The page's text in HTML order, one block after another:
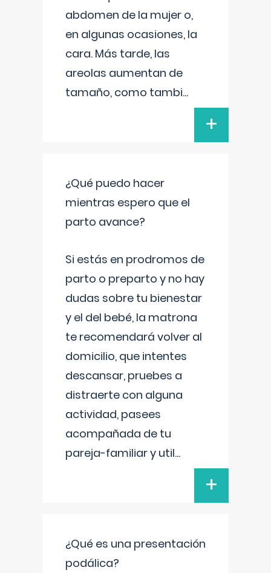
abdomen de la mujer o,
en algunas ocasiones, la
cara. Más tarde, las
areolas aumentan de
tamaño, como tambi...
+
¿Qué puedo hacer
mientras espero que el
parto avance?
Si estás en prodromos de
parto o preparto y no hay
dudas sobre tu bienestar
y el del bebé, la matrona
te recomendará volver al
domicilio, que intentes
descansar, pruebes a
distraerte con alguna
actividad, pasees
acompañada de tu
pareja-familiar y util...
+
¿Qué es una presentación
podálica?